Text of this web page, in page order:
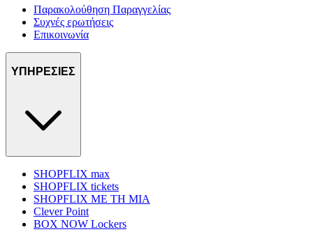
Παρακολούθηση Παραγγελίας
Συχνές ερωτήσεις
Επικοινωνία
ΥΠΗΡΕΣΙΕΣ
SHOPFLIX max
SHOPFLIX tickets
SHOPFLIX ΜΕ ΤΗ ΜΙΑ
Clever Point
BOX NOW Lockers